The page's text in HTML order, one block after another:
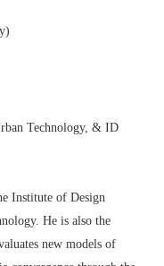
Technology, & ID
Institute of Design
He is also the
new models of